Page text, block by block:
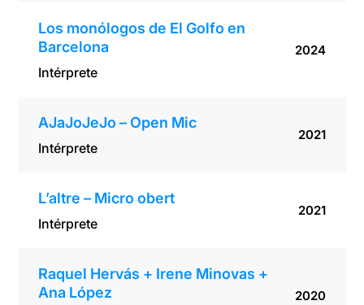
Los monólogos de El Golfo en
Barcelona
Intérprete
2024
AJaJoJeJo – Open Mic
Intérprete
2021
L’altre – Micro obert
Intérprete
2021
Raquel Hervás + Irene Minovas +
Ana López
2020